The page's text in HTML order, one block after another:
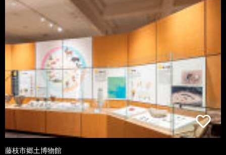
藤枝市郷土博物館